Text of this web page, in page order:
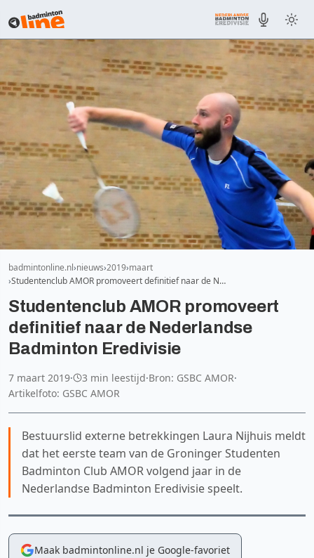
badmintonline.nl nieuws 2019 maart
Studentenclub AMOR promoveert definitief naar de N…
Studentenclub AMOR promoveert
definitief naar de Nederlandse
Badminton Eredivisie
7 maart 2019· 3 min leestijd·Bron: GSBC AMOR·
Artikelfoto: GSBC AMOR
Bestuurslid externe betrekkingen Laura Nijhuis meldt
dat het eerste team van de Groninger Studenten
Badminton Club AMOR volgend jaar in de
Nederlandse Badminton Eredivisie speelt.
Maak badmintonline.nl je Google-favoriet